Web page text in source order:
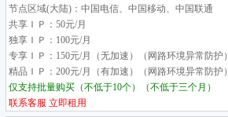
节点区域(大陆)：中国电信、中国移动、中国联通
共享ＩＰ：50元/月
独享ＩＰ：100元/月
专享ＩＰ：150元/月（无加速）（网路环境异常防护）
精品ＩＰ：200元/月（有加速）（网路环境异常防护）
仅支持批量购买（不低于10个）（不低于三个月）
联系客服 立即租用